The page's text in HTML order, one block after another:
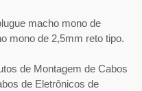
macho mono de
mono de 2,5mm reto tipo.
de Montagem de Cabos
de Eletrônicos de